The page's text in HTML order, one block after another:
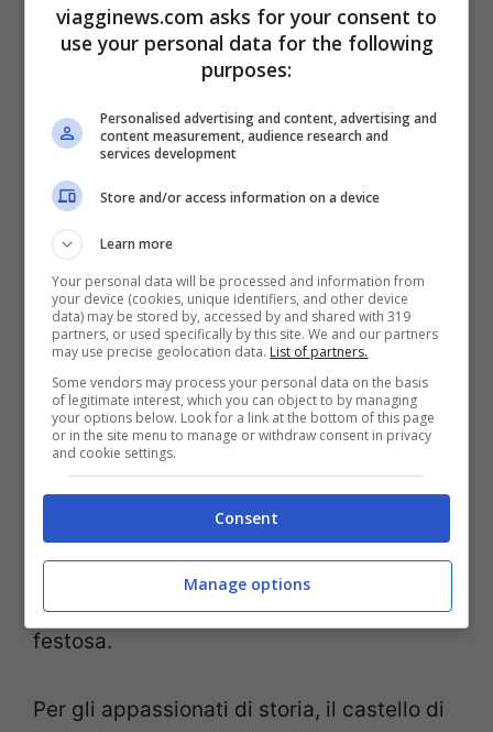
monte Fuji, oltre a essere una destinazione
turistica imperdibile, è anche un simbolo
giapponese.
Osaka
Osaka è spesso considerata la “cugina” più
rilassata di Tokyo. Famosa per la sua
cucina straordinaria, Osaka è il luogo
ideale per assaporare piatti tipici come
l’okonomiyaki (una sorta di frittata
giapponese) e il takoyaki (polpette di
polpo). La città è anche un centro culturale
vivace, con il suo castello imponente e
quartieri animati come Dotonbori, famoso
per le sue insegne al neon e l’atmosfera
festosa.
Per gli appassionati di storia, il castello di
viagginews.com asks for your consent to
use your personal data for the following
purposes:
Personalised advertising and content, advertising and
content measurement, audience research and
services development
Store and/or access information on a device
Learn more
Your personal data will be processed and information from
your device (cookies, unique identifiers, and other device
data) may be stored by, accessed by and shared with 319
partners, or used specifically by this site. We and our partners
may use precise geolocation data. List of partners.
Some vendors may process your personal data on the basis
of legitimate interest, which you can object to by managing
your options below. Look for a link at the bottom of this page
or in the site menu to manage or withdraw consent in privacy
and cookie settings.
Consent
Manage options